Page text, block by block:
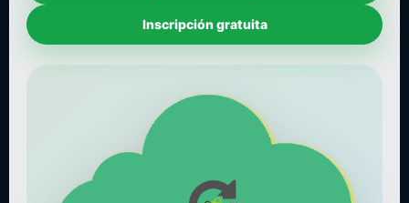
Inscripción gratuita